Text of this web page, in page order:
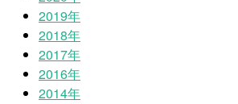
2019年
2018年
2017年
2016年
2014年